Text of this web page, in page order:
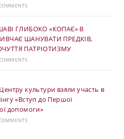
ГЛИБОКО «КОПАЄ» В
ШАНУВАТИ ПРЕДКІВ,
ПАТРІОТИЗМУ
культури взяли участь в
«Вступ до Першої
допомоги»